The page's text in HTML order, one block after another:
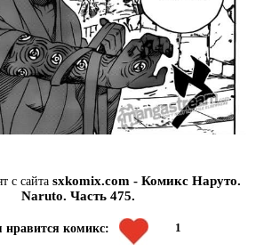
с сайта sxkomix.com - Комикс Наруто.
Naruto. Часть 475.
комикс: 1